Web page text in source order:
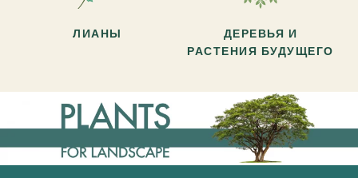
ЛИАНЫ
ДЕРЕВЬЯ И
РАСТЕНИЯ БУДУЩЕГО